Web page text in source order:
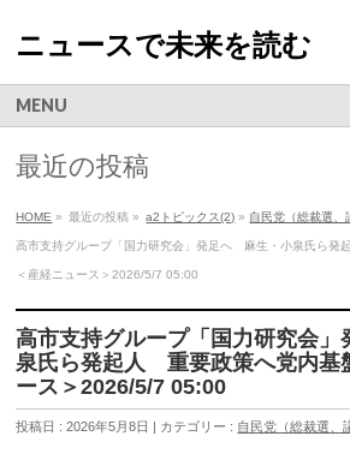
ニュースで未来を読む
MENU
最近の投稿
HOME » 最近の投稿 » a2トピックス(2) » 自民党（総裁選、
高市支持グループ「国力研究会」発足へ 麻生・小泉氏ら発
＜産経ニュース＞2026/5/7 05:00
高市支持グループ「国力研究会
泉氏ら発起人 重要政策へ党内基
ース＞2026/5/7 05:00
投稿日 : 2026年5月8日 | カテゴリー : 自民党（総裁選、